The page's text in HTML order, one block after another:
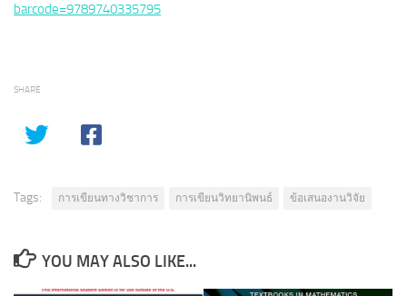
barcode=9789740335795
SHARE
Tags: การเขียนทางวิชาการ การเขียนวิทยานิพนธ์ ข้อเสนองานวิจัย
YOU MAY ALSO LIKE...